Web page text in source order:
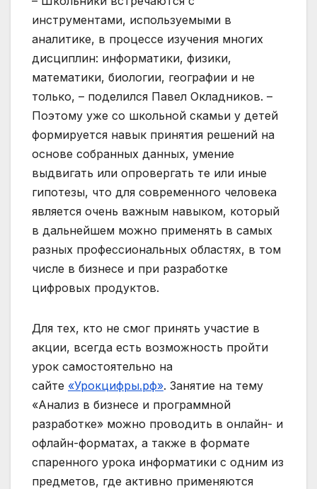
инструментами, используемыми в
аналитике, в процессе изучения многих
дисциплин: информатики, физики,
математики, биологии, географии и не
только, – поделился Павел Окладников. –
Поэтому уже со школьной скамьи у детей
формируется навык принятия решений на
основе собранных данных, умение
выдвигать или опровергать те или иные
гипотезы, что для современного человека
является очень важным навыком, который
в дальнейшем можно применять в самых
разных профессиональных областях, в том
числе в бизнесе и при разработке
цифровых продуктов.
Для тех, кто не смог принять участие в
акции, всегда есть возможность пройти
урок самостоятельно на
сайте «Урокцифры.рф». Занятие на тему
«Анализ в бизнесе и программной
разработке» можно проводить в онлайн- и
офлайн-форматах, а также в формате
спаренного урока информатики с одним из
предметов, где активно применяются